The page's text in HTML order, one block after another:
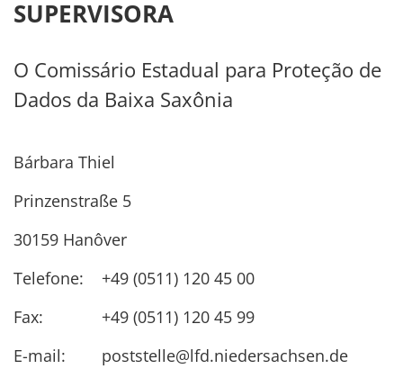
SUPERVISORA
O Comissário Estadual para Proteção de
Dados da Baixa Saxônia
Bárbara Thiel
Prinzenstraße 5
30159 Hanôver
Telefone: +49 (0511) 120 45 00
Fax: +49 (0511) 120 45 99
E-mail: poststelle@lfd.niedersachsen.de